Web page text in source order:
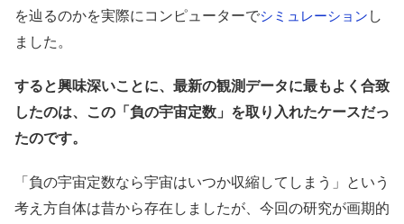
を辿るのかを実際にコンピューターでシミュレーション し
ました。
すると興味深いことに、最新の観測データに最もよく合致
したのは、この「負の宇宙定数」を取り入れたケースだっ
たのです。
「負の宇宙定数なら宇宙はいつか収縮してしまう」という
考え方自体は昔から存在しましたが、今回の研究が画期的